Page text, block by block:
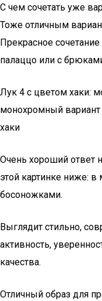
С чем сочетать уже
Тоже отличным
Прекрасное
палаццо или с
Лук 4 с цветом хаки:
монохромный
хаки
Очень хороший ответ
этой картинке ниже:
босоножками.
Выглядит стильно,
активность,
качества.
Отличный образ для